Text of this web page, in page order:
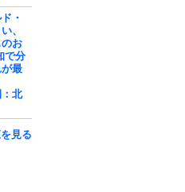
・
、
お
で分
最
：北
見る